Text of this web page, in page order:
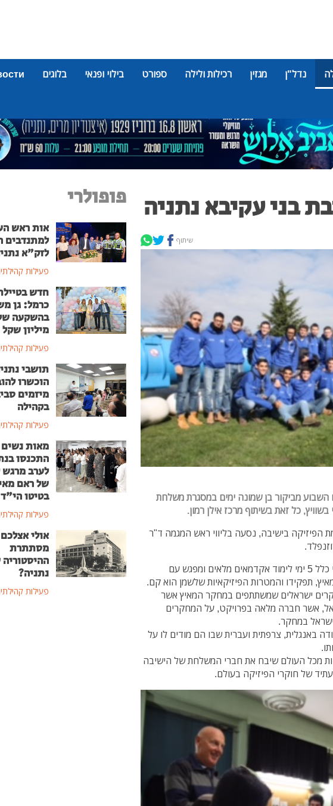
נדל"ן מגזין רכילות ולילה ספורט בילוי ופנאי בלוגים
בני עקיבא נתניה
שיתוף
השבוע מביקור בן שמונה ימים במסגרת משלחת
כל זאת בשיתוף מרכז אילן רמון.
תלמידים ממגמת הפיזיקה בישיבה, נסעה בליווי ראש המגמה ד"ר
הביקור במאיץ החלקיקים הבינלאומי כלל 5 ימי לימוד אקדמאים מלאים ומפגש עם
תפקידו והמטרות הפיזיקאיות שלשמן הוא קם.
ישראלים שמשתתפים במחקר המאיץ אשר
אשר חברה מלאה בפרויקט, על המחקרים
במחקר.
באנגלית, צרפתית ועברית שבו הם מודים לו על
מכל העולם שיבח את חברי המשלחת של הישיבה
של חוקרי הפיזיקה בעולם.
פופולרי
אות ראש
למתנדבים
לזק"א
פעילות
חדש
כרמל: גן
מיליון שקל
פעילות
תושבי
הוכשרו
מיזמים
בקהילה
פעילות
מאות נשים
התכנסו
לערב מרגש
של ראם
בטיטו הי"ד
פעילות
אולי
מסתתרת
נתניה?
פעילות